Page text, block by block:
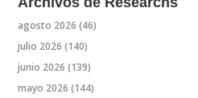
agosto 2026 (46)
julio 2026 (140)
junio 2026 (139)
mayo 2026 (144)